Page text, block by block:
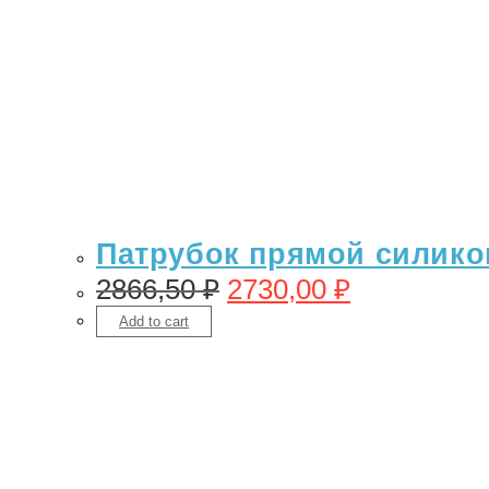
Патрубок прямой
2866,50₽ 2730,00 ₽
Add to cart